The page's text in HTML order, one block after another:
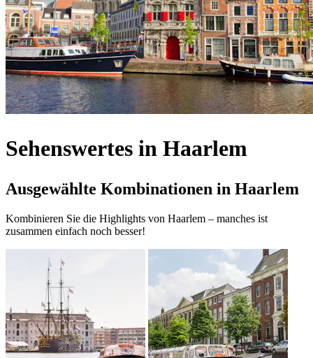
Sehenswertes in Haarlem
Ausgewählte Kombinationen in Haarlem
Kombinieren Sie die Highlights von Haarlem – manches ist
zusammen einfach noch besser!